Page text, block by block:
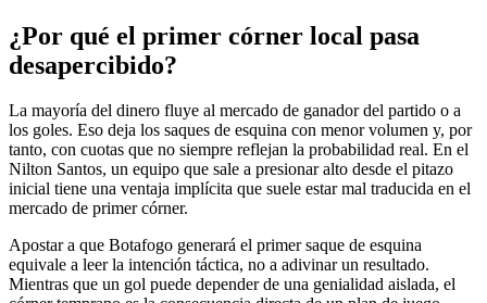
¿Por qué el primer córner local pasa
desapercibido?
La mayoría del dinero fluye al mercado de ganador del partido o a
los goles. Eso deja los saques de esquina con menor volumen y, por
tanto, con cuotas que no siempre reflejan la probabilidad real. En el
Nilton Santos, un equipo que sale a presionar alto desde el pitazo
inicial tiene una ventaja implícita que suele estar mal traducida en el
mercado de primer córner.
Apostar a que Botafogo generará el primer saque de esquina
equivale a leer la intención táctica, no a adivinar un resultado.
Mientras que un gol puede depender de una genialidad aislada, el